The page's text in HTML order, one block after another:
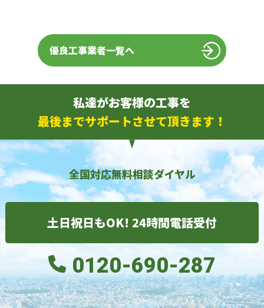
優良工事業者一覧へ
私達がお客様の工事を
最後までサポートさせて頂きます！
全国対応無料相談ダイヤル
土日祝日もOK! 24時間電話受付
0120-690-287